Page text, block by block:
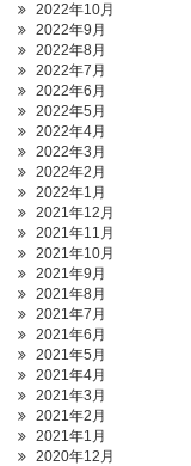
2022年10月
2022年9月
2022年8月
2022年7月
2022年6月
2022年5月
2022年4月
2022年3月
2022年2月
2022年1月
2021年12月
2021年11月
2021年10月
2021年9月
2021年8月
2021年7月
2021年6月
2021年5月
2021年4月
2021年3月
2021年2月
2021年1月
2020年12月